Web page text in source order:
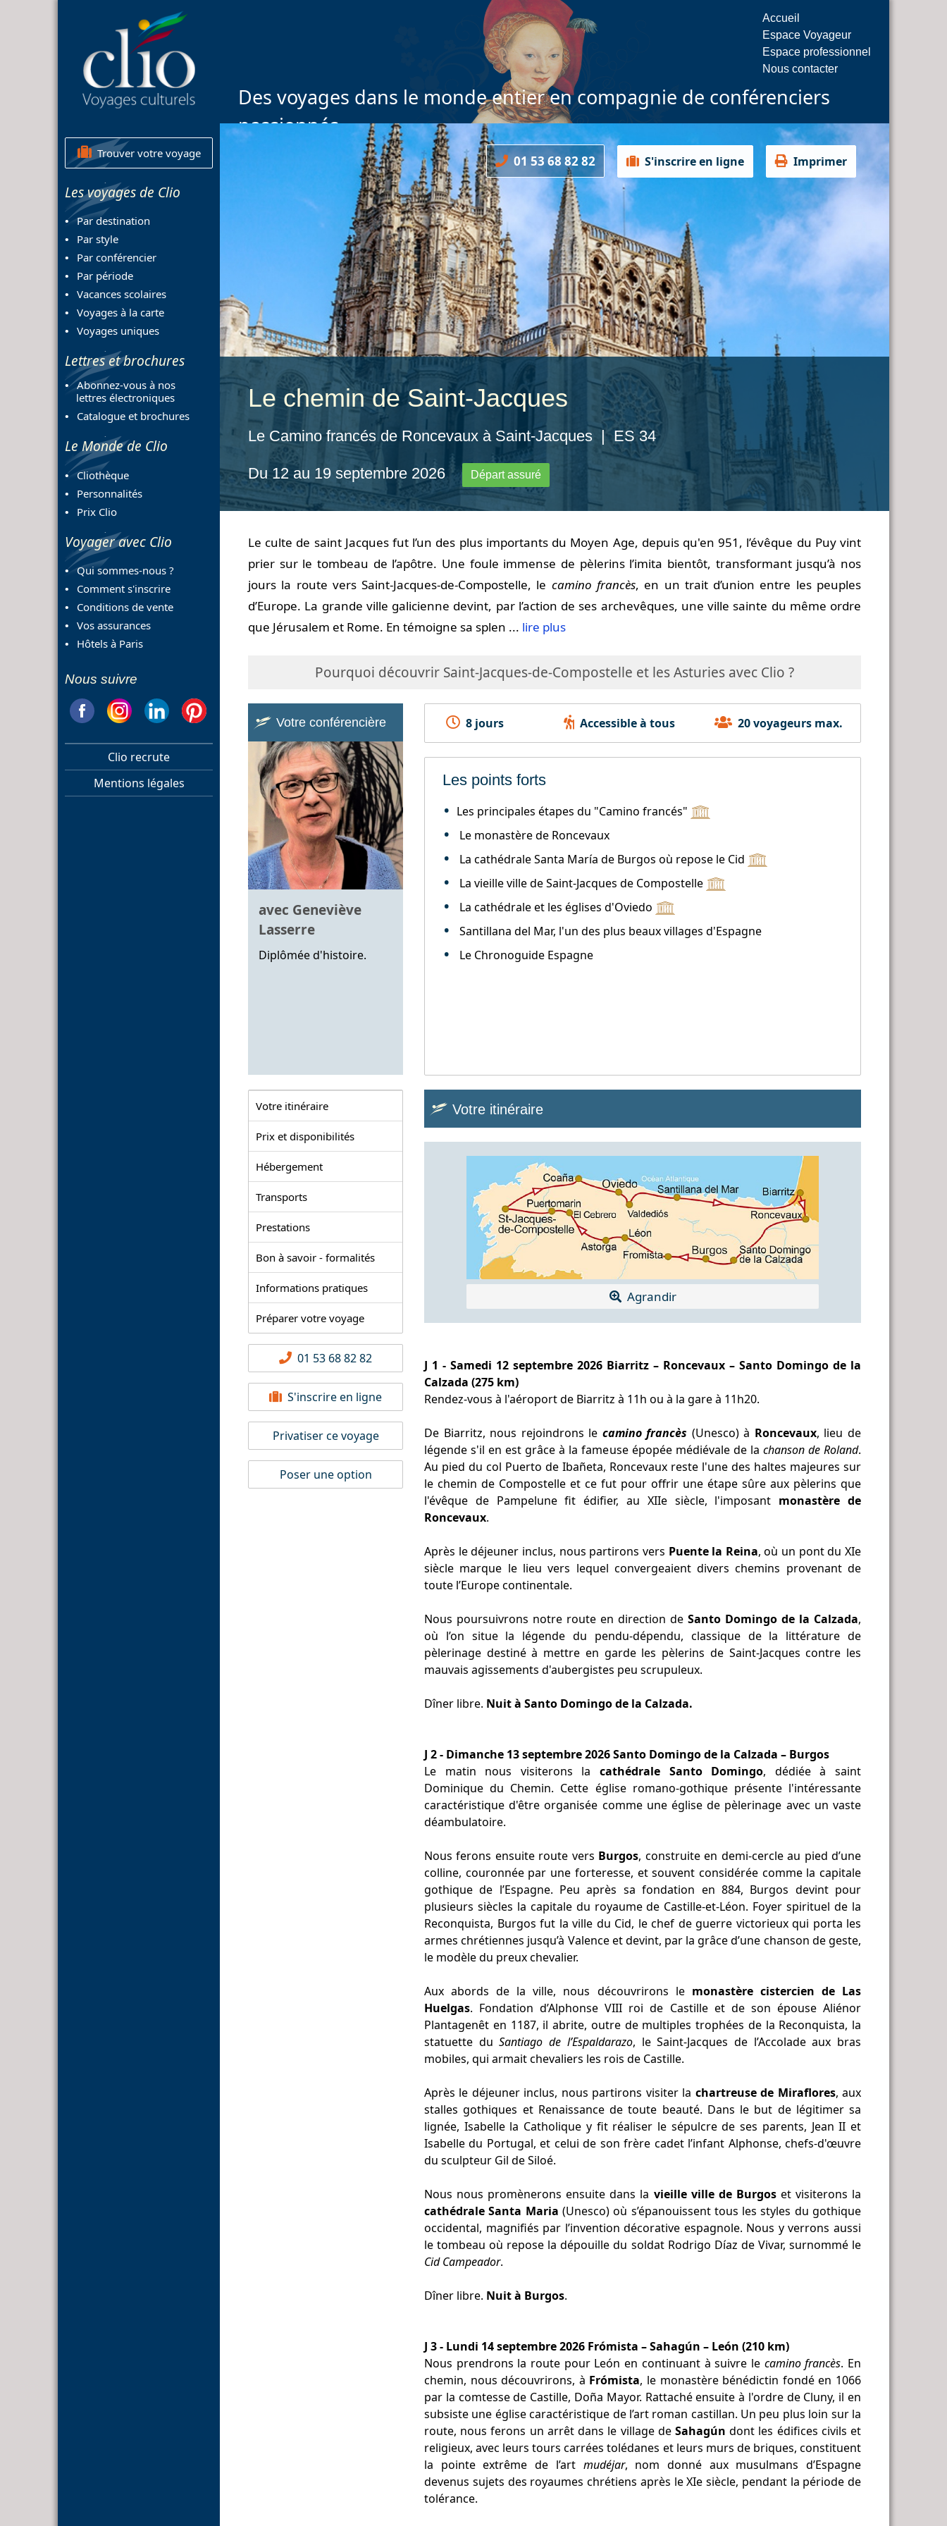
Accueil
Espace Voyageur
Espace professionnel
Nous contacter
Des voyages dans le monde entier en compagnie de conférenciers
passionnés
Trouver votre voyage
Les voyages de Clio
Par destination
Par style
Par conférencier
Par période
Vacances scolaires
Voyages à la carte
Voyages uniques
Lettres et brochures
Abonnez-vous à nos
lettres électroniques
Catalogue et brochures
Le Monde de Clio
Cliothèque
Personnalités
Prix Clio
Voyager avec Clio
Qui sommes-nous ?
Comment s'inscrire
Conditions de vente
Vos assurances
Hôtels à Paris
Nous suivre
Clio recrute
Mentions légales
01 53 68 82 82 S'inscrire en ligne Imprimer
Le chemin de Saint-Jacques
Le Camino francés de Roncevaux à Saint-Jacques | ES 34
Du 12 au 19 septembre 2026 Départ assuré
Le culte de saint Jacques fut l’un des plus importants du Moyen Age, depuis qu'en 951, l’évêque du Puy vint
prier sur le tombeau de l’apôtre. Une foule immense de pèlerins l’imita bientôt, transformant jusqu’à nos
jours la route vers Saint-Jacques-de-Compostelle, le camino francès, en un trait d’union entre les peuples
d’Europe. La grande ville galicienne devint, par l’action de ses archevêques, une ville sainte du même ordre
que Jérusalem et Rome. En témoigne sa splen ... lire plus
Pourquoi découvrir Saint-Jacques-de-Compostelle et les Asturies avec Clio ?
Votre conférencière
avec Geneviève
Lasserre
Diplômée d'histoire.
8 jours Accessible à tous 20 voyageurs max.
Les points forts
Les principales étapes du "Camino francés"
Le monastère de Roncevaux
La cathédrale Santa María de Burgos où repose le Cid
La vieille ville de Saint-Jacques de Compostelle
La cathédrale et les églises d'Oviedo
Santillana del Mar, l'un des plus beaux villages d'Espagne
Le Chronoguide Espagne
Votre itinéraire
Prix et disponibilités
Hébergement
Transports
Prestations
Bon à savoir - formalités
Informations pratiques
Préparer votre voyage
01 53 68 82 82
S'inscrire en ligne
Privatiser ce voyage
Poser une option
Votre itinéraire
Agrandir
J 1 - Samedi 12 septembre 2026 Biarritz – Roncevaux – Santo Domingo de la
Calzada (275 km)
Rendez-vous à l'aéroport de Biarritz à 11h ou à la gare à 11h20.
De Biarritz, nous rejoindrons le camino francès (Unesco) à Roncevaux, lieu de
légende s'il en est grâce à la fameuse épopée médiévale de la chanson de Roland.
Au pied du col Puerto de Ibañeta, Roncevaux reste l'une des haltes majeures sur
le chemin de Compostelle et ce fut pour offrir une étape sûre aux pèlerins que
l'évêque de Pampelune fit édifier, au XIIe siècle, l'imposant monastère de
Roncevaux.
Après le déjeuner inclus, nous partirons vers Puente la Reina, où un pont du XIe
siècle marque le lieu vers lequel convergeaient divers chemins provenant de
toute l’Europe continentale.
Nous poursuivrons notre route en direction de Santo Domingo de la Calzada,
où l’on situe la légende du pendu-dépendu, classique de la littérature de
pèlerinage destiné à mettre en garde les pèlerins de Saint-Jacques contre les
mauvais agissements d'aubergistes peu scrupuleux.
Dîner libre. Nuit à Santo Domingo de la Calzada.
J 2 - Dimanche 13 septembre 2026 Santo Domingo de la Calzada – Burgos
Le matin nous visiterons la cathédrale Santo Domingo, dédiée à saint
Dominique du Chemin. Cette église romano-gothique présente l'intéressante
caractéristique d'être organisée comme une église de pèlerinage avec un vaste
déambulatoire.
Nous ferons ensuite route vers Burgos, construite en demi-cercle au pied d’une
colline, couronnée par une forteresse, et souvent considérée comme la capitale
gothique de l’Espagne. Peu après sa fondation en 884, Burgos devint pour
plusieurs siècles la capitale du royaume de Castille-et-Léon. Foyer spirituel de la
Reconquista, Burgos fut la ville du Cid, le chef de guerre victorieux qui porta les
armes chrétiennes jusqu’à Valence et devint, par la grâce d’une chanson de geste,
le modèle du preux chevalier.
Aux abords de la ville, nous découvrirons le monastère cistercien de Las
Huelgas. Fondation d’Alphonse VIII roi de Castille et de son épouse Aliénor
Plantagenêt en 1187, il abrite, outre de multiples trophées de la Reconquista, la
statuette duSantiago de l’Espaldarazo, le Saint-Jacques de l’Accolade aux bras
mobiles, qui armait chevaliers les rois de Castille.
Après le déjeuner inclus, nous partirons visiter la chartreuse de Miraflores, aux
stalles gothiques et Renaissance de toute beauté. Dans le but de légitimer sa
lignée, Isabelle la Catholique y fit réaliser le sépulcre de ses parents, Jean II et
Isabelle du Portugal, et celui de son frère cadet l’infant Alphonse, chefs-d'œuvre
du sculpteur Gil de Siloé.
Nous nous promènerons ensuite dans la vieille ville de Burgoset visiterons la
cathédrale Santa Maria (Unesco) où s’épanouissent tous les styles du gothique
occidental, magnifiés par l’invention décorative espagnole. Nous y verrons aussi
le tombeau où repose la dépouille du soldat Rodrigo Díaz de Vivar, surnommé le
Cid Campeador.
Dîner libre. Nuit à Burgos.
J 3 - Lundi 14 septembre 2026 Frómista – Sahagún – León (210 km)
Nous prendrons la route pour León en continuant à suivre le camino francès. En
chemin, nous découvrirons, à Frómista, le monastère bénédictin fondé en 1066
par la comtesse de Castille, Doña Mayor. Rattaché ensuite à l'ordre de Cluny, il en
subsiste une église caractéristique de l’art roman castillan. Un peu plus loin sur la
route, nous ferons un arrêt dans le village de Sahagún dont les édifices civils et
religieux, avec leurs tours carrées tolédanes et leurs murs de briques, constituent
la pointe extrême de l’art mudéjar, nom donné aux musulmans d’Espagne
devenus sujets des royaumes chrétiens après le XIe siècle, pendant la période de
tolérance.